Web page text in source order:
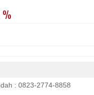
%
: 0823-2774-8858